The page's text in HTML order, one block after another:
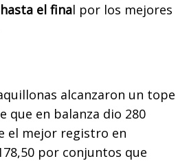
el final por los mejores
alcanzaron un tope
que en balanza dio 280
el mejor registro en
por conjuntos que